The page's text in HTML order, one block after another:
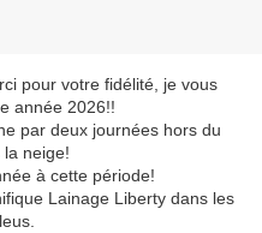
pour votre fidélité, je vous
année 2026!!
par deux journées hors du
neige!
à cette période!
Lainage Liberty dans les